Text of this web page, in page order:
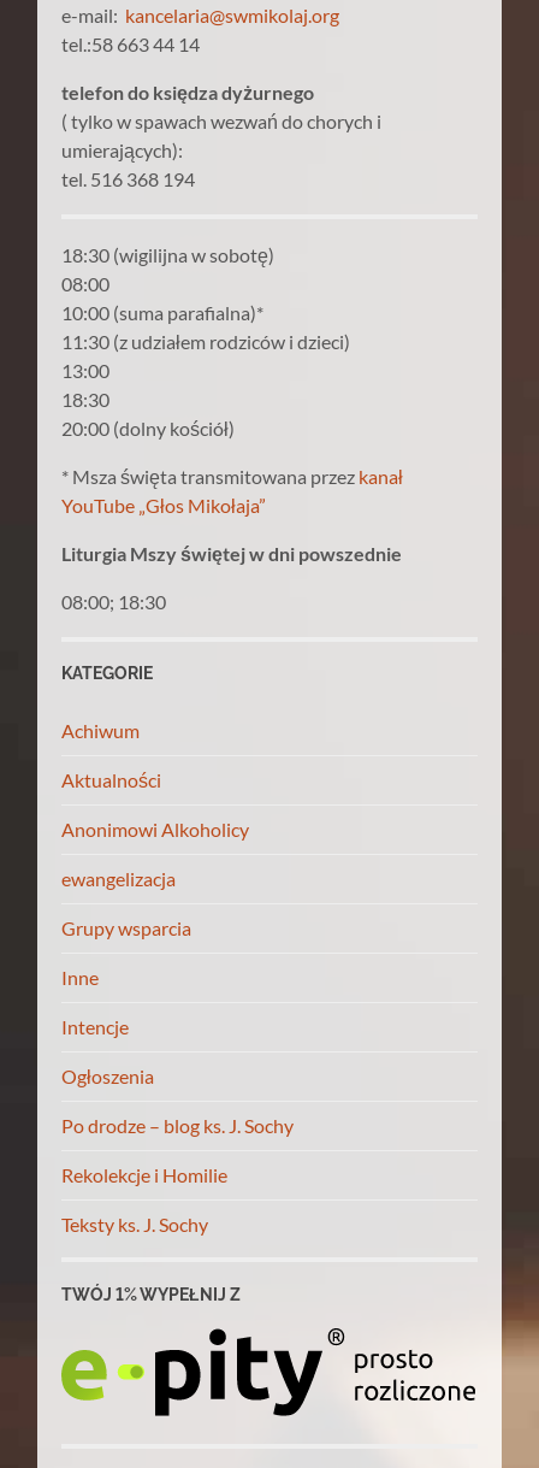
e-mail: kancelaria@swmikolaj.org
tel.:58 663 44 14
telefon do księdza dyżurnego
( tylko w spawach wezwań do chorych i
umierających):
tel. 516 368 194
18:30 (wigilijna w sobotę)
08:00
10:00 (suma parafialna)*
11:30 (z udziałem rodziców i dzieci)
13:00
18:30
20:00 (dolny kościół)
* Msza święta transmitowana przez kanał
YouTube „Głos Mikołaja”
Liturgia Mszy świętej w dni powszednie
08:00; 18:30
KATEGORIE
Achiwum
Aktualności
Anonimowi Alkoholicy
ewangelizacja
Grupy wsparcia
Inne
Intencje
Ogłoszenia
Po drodze – blog ks. J. Sochy
Rekolekcje i Homilie
Teksty ks. J. Sochy
TWÓJ 1% WYPEŁNIJ Z